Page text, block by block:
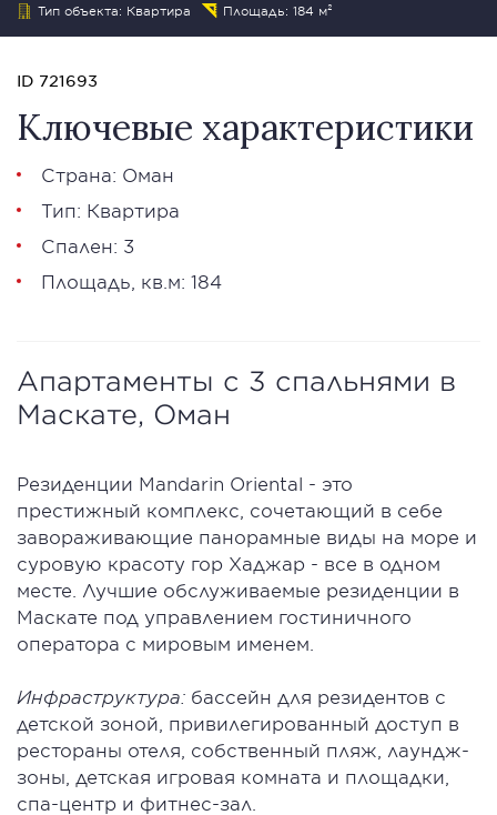
Тип объекта: Квартира Площадь: 184 м²
ID 721693
Ключевые характеристики
Страна: Оман
Тип: Квартира
Спален: 3
Площадь, кв.м: 184
Апартаменты с 3 спальнями в
Маскате, Оман
Резиденции Mandarin Oriental - это
престижный комплекс, сочетающий в себе
завораживающие панорамные виды на море и
суровую красоту гор Хаджар - все в одном
месте. Лучшие обслуживаемые резиденции в
Маскате под управлением гостиничного
оператора с мировым именем.
Инфраструктура: бассейн для резидентов с
детской зоной, привилегированный доступ в
рестораны отеля, собственный пляж, лаундж-
зоны, детская игровая комната и площадки,
спа-центр и фитнес-зал.